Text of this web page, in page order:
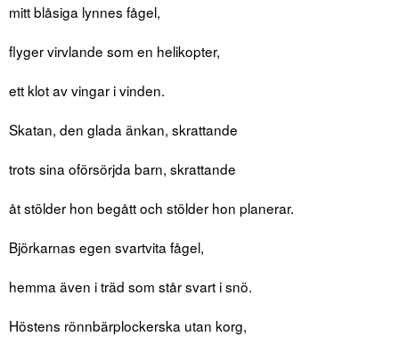
mitt blåsiga lynnes fågel,
flyger virvlande som en helikopter,
ett klot av vingar i vinden.
Skatan, den glada änkan, skrattande
trots sina oförsörjda barn, skrattande
åt stölder hon begått och stölder hon planerar.
Björkarnas egen svartvita fågel,
hemma även i träd som står svart i snö.
Höstens rönnbärplockerska utan korg,